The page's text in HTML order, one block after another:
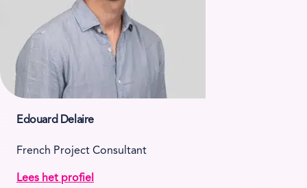
Edouard Delaire
French Project Consultant
Lees het profiel